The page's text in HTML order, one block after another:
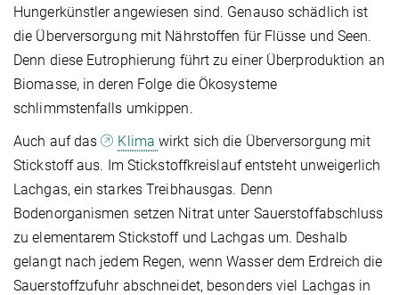
Hungerkünstler angewiesen sind. Genauso schädlich ist
die Überversorgung mit Nährstoffen für Flüsse und Seen.
Denn diese Eutrophierung führt zu einer Über­produktion an
Biomasse, in deren Folge die Ökosysteme
schlimmstenfalls umkippen.
Auch auf das
Klimawirkt sich die Überversorgung mit
Stickstoff aus. Im Stickstoffkreislauf entsteht unweigerlich
Lachgas, ein starkes Treibhausgas. Denn
Bodenorganismen setzen Nitrat unter Sauerstoffabschluss
zu elementarem Stickstoff und Lachgas um. Deshalb
gelangt nach jedem Regen, wenn Wasser dem Erdreich die
Sauerstoffzufuhr abschneidet, besonders viel Lachgas in